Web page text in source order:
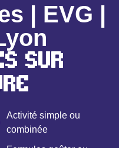
| EVG |
sur
Activité simple ou
combinée